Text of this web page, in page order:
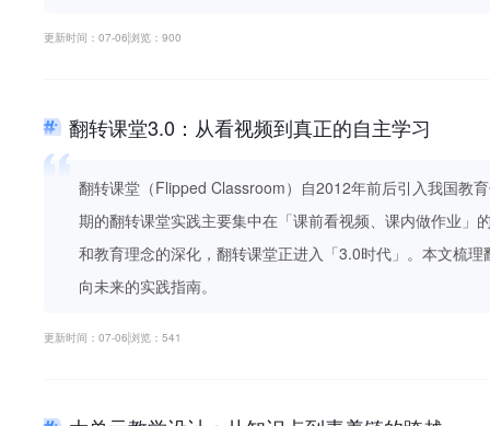
更新时间：07-06浏览：900
翻转课堂3.0：从看视频到真正的自主学习
翻转课堂（Flipped Classroom）自2012年前后引入我国教
期的翻转课堂实践主要集中在「课前看视频、课内做作业」
和教育理念的深化，翻转课堂正进入「3.0时代」。本文梳
向未来的实践指南。
更新时间：07-06浏览：541